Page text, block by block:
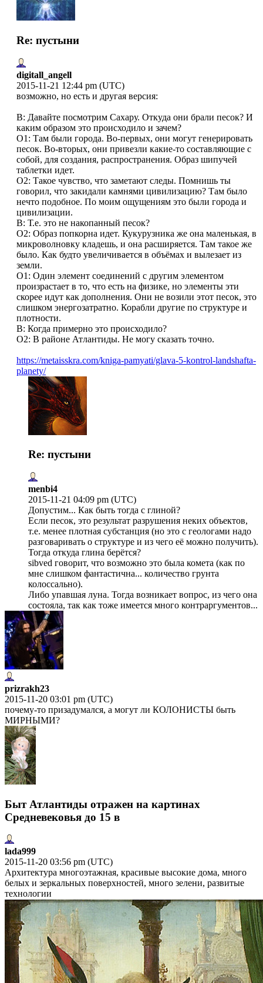
Re: пустыни
digitall_angell
2015-11-21 12:44 pm (UTC)
возможно, но есть и другая версия:
В: Давайте посмотрим Сахару. Откуда они брали песок? И
каким образом это происходило и зачем?
О1: Там были города. Во-первых, они могут генерировать
песок. Во-вторых, они привезли какие-то составляющие с
собой, для создания, распространения. Образ шипучей
таблетки идет.
О2: Такое чувство, что заметают следы. Помнишь ты
говорил, что закидали камнями цивилизацию? Там было
нечто подобное. По моим ощущениям это были города и
цивилизации.
В: Т.е. это не накопанный песок?
О2: Образ попкорна идет. Кукурузника же она маленькая, в
микроволновку кладешь, и она расширяется. Там такое же
было. Как будто увеличивается в объёмах и вылезает из
земли.
О1: Один элемент соединений с другим элементом
произрастает в то, что есть на физике, но элементы эти
скорее идут как дополнения. Они не возили этот песок, это
слишком энергозатратно. Корабли другие по структуре и
плотности.
В: Когда примерно это происходило?
О2: В районе Атлантиды. Не могу сказать точно.
https://metaisskra.com/kniga-pamyati/glava-5-kontrol-landshafta-
planety/
Re: пустыни
menbi4
2015-11-21 04:09 pm (UTC)
Допустим... Как быть тогда с глиной?
Если песок, это результат разрушения неких объектов,
т.е. менее плотная субстанция (но это с геологами надо
разговаривать о структуре и из чего её можно получить).
Тогда откуда глина берётся?
sibved говорит, что возможно это была комета (как по
мне слишком фантастична... количество грунта
колоссально).
Либо упавшая луна. Тогда возникает вопрос, из чего она
состояла, так как тоже имеется много контраргументов...
prizrakh23
2015-11-20 03:01 pm (UTC)
почему-то призадумался, а могут ли КОЛОНИСТЫ быть
МИРНЫМИ?
Быт Атлантиды отражен на картинах
Средневековья до 15 в
lada999
2015-11-20 03:56 pm (UTC)
Архитектура многоэтажная, красивые высокие дома, много
белых и зеркальных поверхностей, много зелени, развитые
технологии